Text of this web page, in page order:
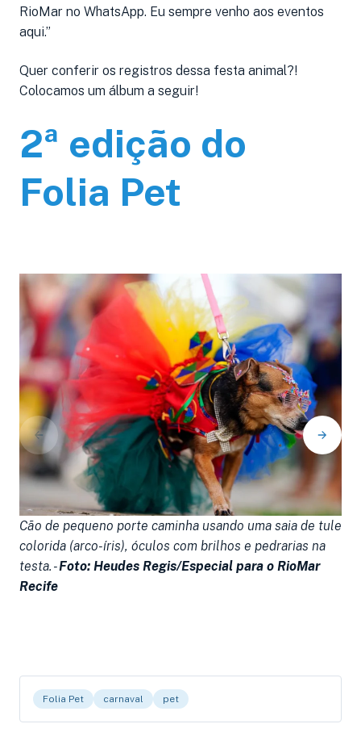
RioMar no WhatsApp. Eu sempre venho aos eventos
aqui.”
Quer conferir os registros dessa festa animal?!
Colocamos um álbum a seguir!
2ª edição do
Folia Pet
Cão de pequeno porte caminha usando uma saia de tule
colorida (arco-íris), óculos com brilhos e pedrarias na
testa. -Foto: Heudes Regis/Especial para o RioMar
Recife
Folia Pet carnaval pet